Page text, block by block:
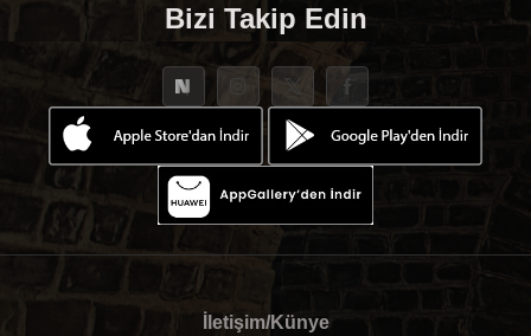
Bizi Takip Edin
İletişim/Künye